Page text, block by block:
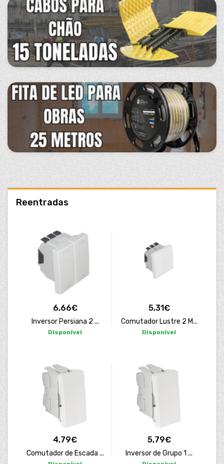
Reentradas
23,54€
Espelho Quadruplo co...
Disponível
17,67€
Espelho Triplo com D...
12,41€
Barramento Tipo Esca...
Disponível
72,28€
Fita de Led COB Flex...